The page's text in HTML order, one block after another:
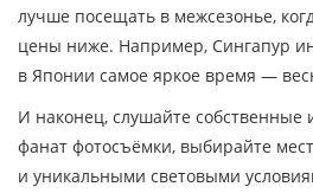
лучше посещать в межсезонье,
цены ниже. Например, Сингапур
в Японии самое яркое время —
И наконец, слушайте собственные
фанат фотосъёмки, выбирайте
и уникальными световыми